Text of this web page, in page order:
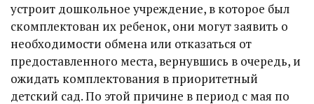
устроит дошкольное учреждение, в которое был
скомплектован их ребенок, они могут заявить о
необходимости обмена или отказаться от
предоставленного места, вернувшись в очередь, и
ожидать комплектования в приоритетный
детский сад. По этой причине в период с мая по